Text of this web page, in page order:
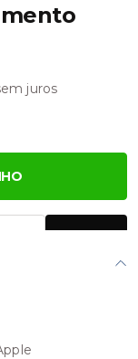
juros
Calcular